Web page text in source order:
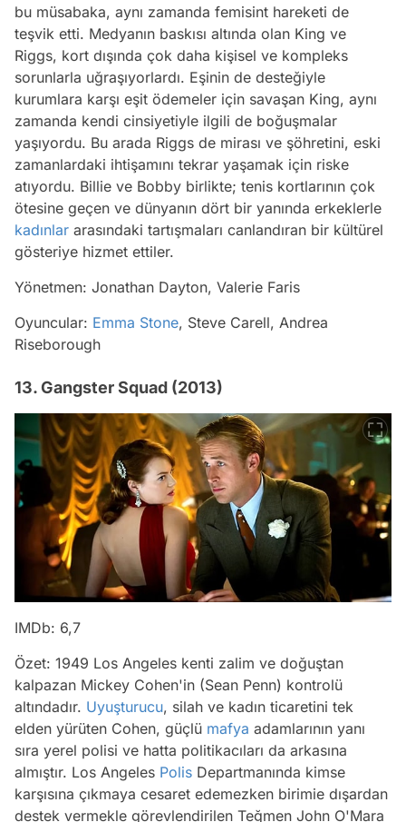
bu müsabaka, aynı zamanda femisint hareketi de
teşvik etti. Medyanın baskısı altında olan King ve
Riggs, kort dışında çok daha kişisel ve kompleks
sorunlarla uğraşıyorlardı. Eşinin de desteğiyle
kurumlara karşı eşit ödemeler için savaşan King, aynı
zamanda kendi cinsiyetiyle ilgili de boğuşmalar
yaşıyordu. Bu arada Riggs de mirası ve şöhretini, eski
zamanlardaki ihtişamını tekrar yaşamak için riske
atıyordu. Billie ve Bobby birlikte; tenis kortlarının çok
ötesine geçen ve dünyanın dört bir yanında erkeklerle
kadınlar arasındaki tartışmaları canlandıran bir kültürel
gösteriye hizmet ettiler.
Yönetmen: Jonathan Dayton, Valerie Faris
Oyuncular: Emma Stone, Steve Carell, Andrea
Riseborough
13. Gangster Squad (2013)
IMDb: 6,7
Özet: 1949 Los Angeles kenti zalim ve doğuştan
kalpazan Mickey Cohen'in (Sean Penn) kontrolü
altındadır. Uyuşturucu, silah ve kadın ticaretini tek
elden yürüten Cohen, güçlü mafya adamlarının yanı
sıra yerel polisi ve hatta politikacıları da arkasına
almıştır. Los Angeles Polis Departmanında kimse
karşısına çıkmaya cesaret edemezken birimie dışardan
destek vermekle görevlendirilen Teğmen John O'Mara